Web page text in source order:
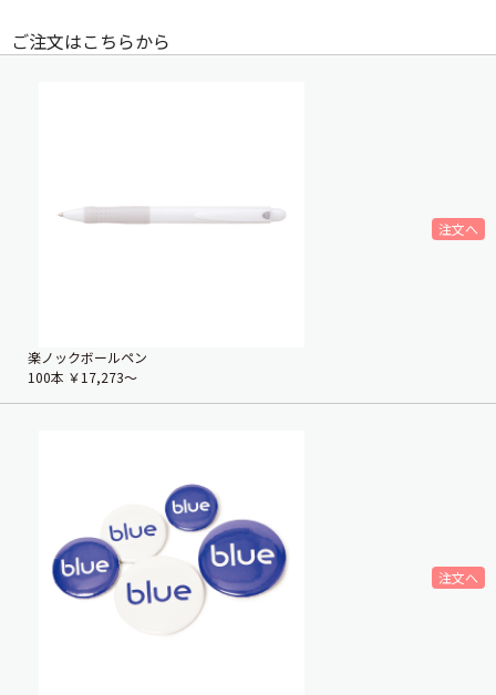
ご注文はこちらから
楽ノックボールペン
100本 ￥17,273〜